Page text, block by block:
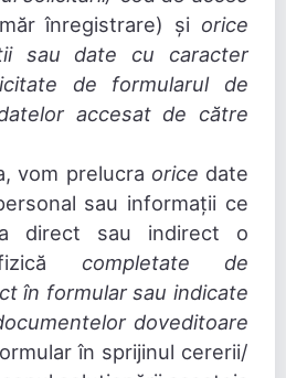
înregistrare) și orice
sau date cu caracter
de formularul de
accesat de către
vom prelucra orice date
sau informații ce
direct sau indirect o
completate de
în formular sau indicate
doveditoare
în sprijinul cererii/